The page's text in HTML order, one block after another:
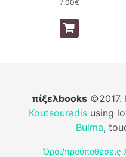
7.00€
πίξελbooks©2017.
Koutsouradis using
Bulma,
Όροι/